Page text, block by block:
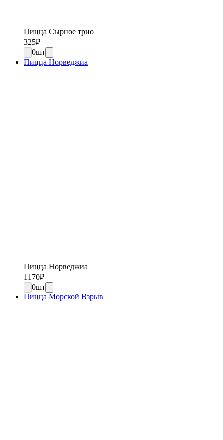
Пицца Сырное трио
325₽
0шт
Пицца Норведжиа
Пицца Норведжиа
1170₽
0шт
Пицца Морской Взрыв